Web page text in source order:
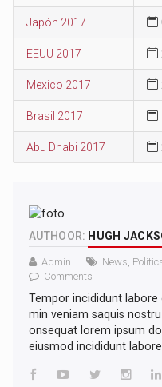
Japón 2017
EEUU 2017
Mexico 2017
Brasil 2017
Abu Dhabi 2017
AUTHOOR: HUGH
Admin News
Comments
Tempor incididunt
min veniam saquis
onsequat lorem ipsum
eiusmod incididunt